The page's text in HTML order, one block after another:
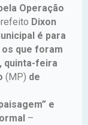
Operação
Dixon
é para
que foram
quinta-feira
(MP) de
e
–